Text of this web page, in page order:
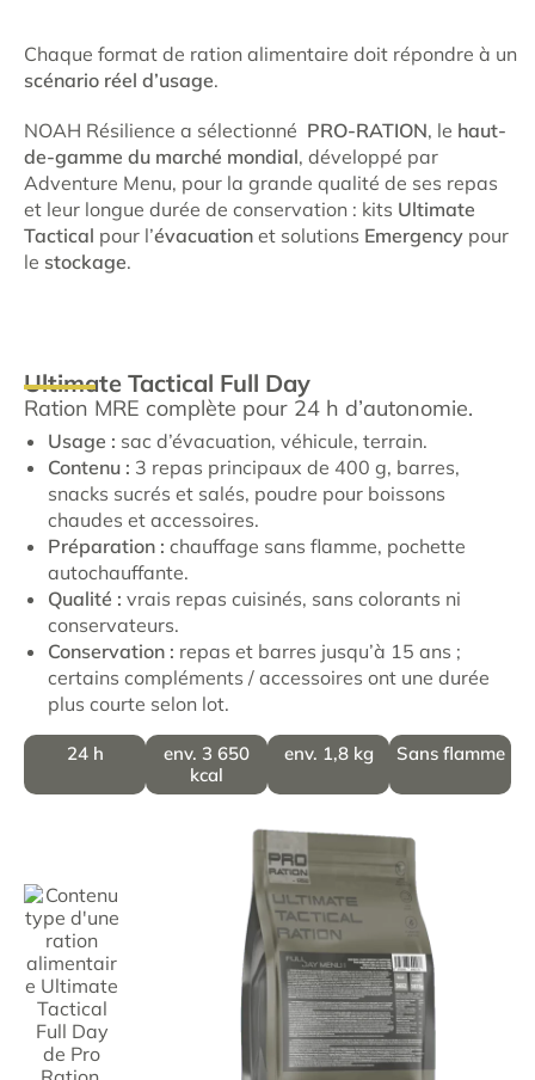
Chaque format de ration alimentaire doit répondre à un
scénario réel d’usage.
NOAH Résilience a sélectionné PRO-RATION, le haut-
de-gamme du marché mondial, développé par
Adventure Menu, pour la grande qualité de ses repas
et leur longue durée de conservation : kits Ultimate
Tactical pour l’évacuation et solutions Emergency pour
le stockage.
Ultimate Tactical Full Day
Ration MRE complète pour 24 h d’autonomie.
Usage : sac d’évacuation, véhicule, terrain.
Contenu : 3 repas principaux de 400 g, barres,
snacks sucrés et salés, poudre pour boissons
chaudes et accessoires.
Préparation : chauffage sans flamme, pochette
autochauffante.
Qualité : vrais repas cuisinés, sans colorants ni
conservateurs.
Conservation : repas et barres jusqu’à 15 ans ;
certains compléments / accessoires ont une durée
plus courte selon lot.
24 h
env. 3 650
kcal
env. 1,8 kg Sans flamme